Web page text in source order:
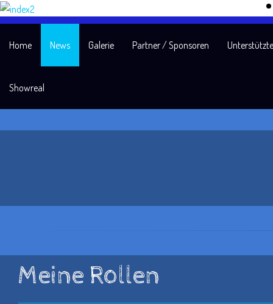
Home News Galerie Partner / Sponsoren
Showreal
Meine Rollen